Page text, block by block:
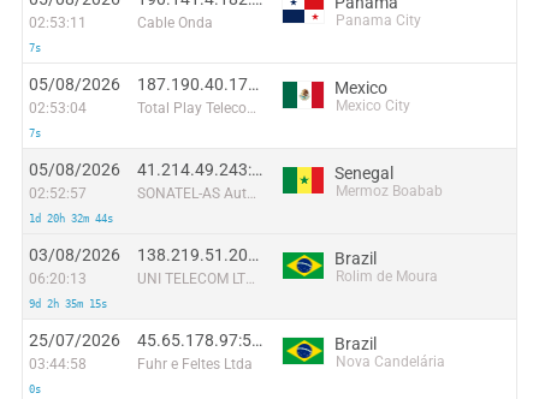
02:53:11
7s
Cable Onda Panama City
05/08/2026
02:53:04
7s
187.190.40.171:20373
Total Play Telecomunicaciones SA De CV
Mexico
Mexico City
05/08/2026
02:52:57
1d 20h 32m 44s
41.214.49.243:59573
SONATEL-AS Autonomous System
Senegal
Mermoz Boabab
03/08/2026
06:20:13
9d 2h 35m 15s
138.219.51.205:17361
UNI TELECOM LTDA
Brazil
Rolim de Moura
25/07/2026
03:44:58
0s
45.65.178.97:57200
Fuhr e Feltes Ltda
Brazil
Nova Candelária